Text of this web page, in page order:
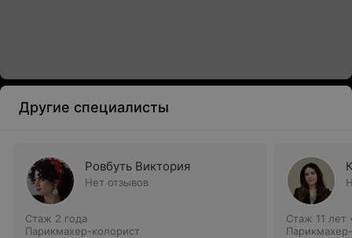
Другие специалисты
Ровбуть Виктория
Нет отзывов
Стаж 2 года
Парикмахер-колорист
Стаж 11 лет